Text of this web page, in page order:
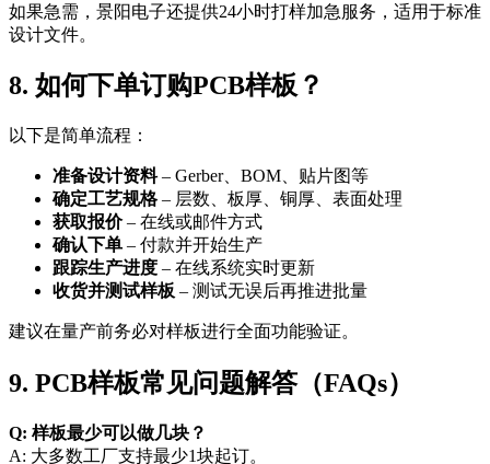
如果急需，景阳电子还提供24小时打样加急服务，适用于标准
设计文件。
8. 如何下单订购PCB样板？
以下是简单流程：
准备设计资料– Gerber、BOM、贴片图等
确定工艺规格– 层数、板厚、铜厚、表面处理
获取报价– 在线或邮件方式
确认下单 – 付款并开始生产
跟踪生产进度 – 在线系统实时更新
收货并测试样板 – 测试无误后再推进批量
建议在量产前务必对样板进行全面功能验证。
9. PCB样板常见问题解答（FAQs）
Q: 样板最少可以做几块？
A: 大多数工厂支持最少1块起订。